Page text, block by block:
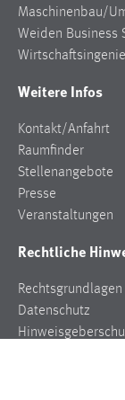
Maschinenbau/
Weiden Business
Weitere Infos
Kontakt/Anfahrt
Raumfinder
Stellenangebote
Presse
Veranstaltungen
Rechtliche
Rechtsgrundlagen
Datenschutz